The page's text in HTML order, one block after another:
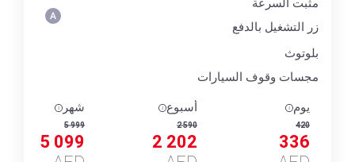
مثبت السرعة
زر التشغيل بالدفع
بلوتوث
مجسات وقوف السيارات
يوم
420
336
أسبوع
2 590
2 202
شهر
5 999
5 099